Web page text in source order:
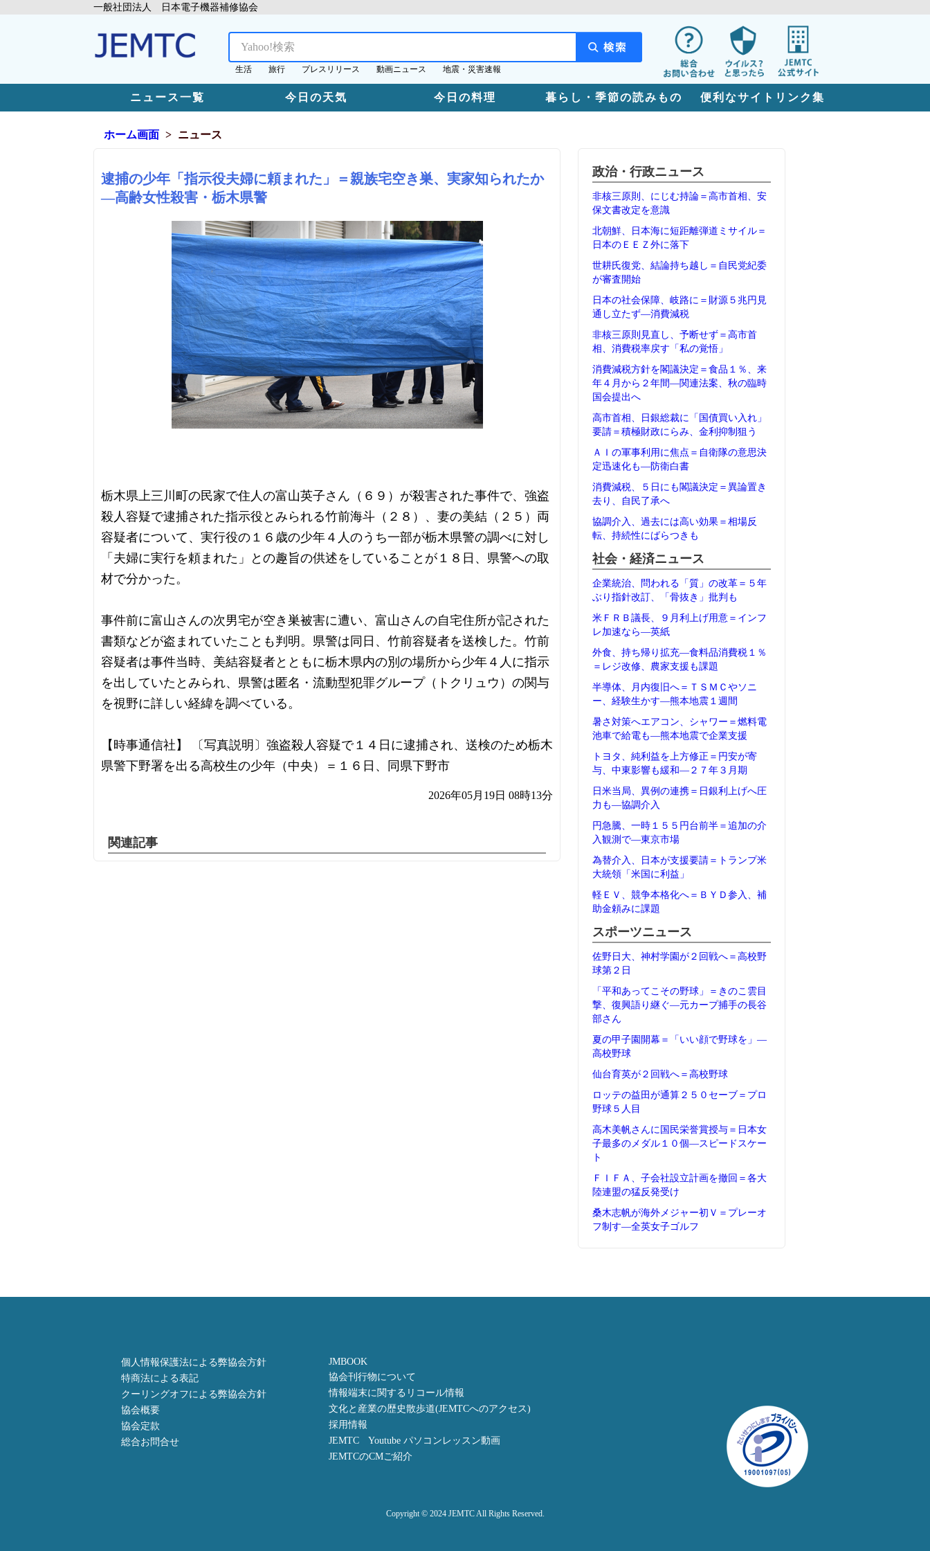
一般社団法人 日本電子機器補修協会
生活 旅行 プレスリリース 動画ニュース 地震・災害速報
ニュース一覧 今日の天気 今日の料理 暮らし・季節の読みもの 便利なサイトリンク集
ホーム画面 ニュース
逮捕の少年「指示役夫婦に頼まれた」＝親族宅空き巣、実家知られたか
―高齢女性殺害・栃木県警
栃木県上三川町の民家で住人の富山英子さん（６９）が殺害された事件で、強盗
殺人容疑で逮捕された指示役とみられる竹前海斗（２８）、妻の美結（２５）両
容疑者について、実行役の１６歳の少年４人のうち一部が栃木県警の調べに対し
「夫婦に実行を頼まれた」との趣旨の供述をしていることが１８日、県警への取
材で分かった。
事件前に富山さんの次男宅が空き巣被害に遭い、富山さんの自宅住所が記された
書類などが盗まれていたことも判明。県警は同日、竹前容疑者を送検した。竹前
容疑者は事件当時、美結容疑者とともに栃木県内の別の場所から少年４人に指示
を出していたとみられ、県警は匿名・流動型犯罪グループ（トクリュウ）の関与
を視野に詳しい経緯を調べている。
【時事通信社】 〔写真説明〕強盗殺人容疑で１４日に逮捕され、送検のため栃木
県警下野署を出る高校生の少年（中央）＝１６日、同県下野市
2026年05月19日 08時13分
関連記事
政治・行政ニュース
非核三原則、にじむ持論＝高市首相、安
保文書改定を意識
北朝鮮、日本海に短距離弾道ミサイル＝
日本のＥＥＺ外に落下
世耕氏復党、結論持ち越し＝自民党紀委
が審査開始
日本の社会保障、岐路に＝財源５兆円見
通し立たず―消費減税
非核三原則見直し、予断せず＝高市首
相、消費税率戻す「私の覚悟」
消費減税方針を閣議決定＝食品１％、来
年４月から２年間―関連法案、秋の臨時
国会提出へ
高市首相、日銀総裁に「国債買い入れ」
要請＝積極財政にらみ、金利抑制狙う
ＡＩの軍事利用に焦点＝自衛隊の意思決
定迅速化も―防衛白書
消費減税、５日にも閣議決定＝異論置き
去り、自民了承へ
協調介入、過去には高い効果＝相場反
転、持続性にばらつきも
社会・経済ニュース
企業統治、問われる「質」の改革＝５年
ぶり指針改訂、「骨抜き」批判も
米ＦＲＢ議長、９月利上げ用意＝インフ
レ加速なら―英紙
外食、持ち帰り拡充―食料品消費税１％
＝レジ改修、農家支援も課題
半導体、月内復旧へ＝ＴＳＭＣやソニ
ー、経験生かす―熊本地震１週間
暑さ対策へエアコン、シャワー＝燃料電
池車で給電も―熊本地震で企業支援
トヨタ、純利益を上方修正＝円安が寄
与、中東影響も緩和―２７年３月期
日米当局、異例の連携＝日銀利上げへ圧
力も―協調介入
円急騰、一時１５５円台前半＝追加の介
入観測で―東京市場
為替介入、日本が支援要請＝トランプ米
大統領「米国に利益」
軽ＥＶ、競争本格化へ＝ＢＹＤ参入、補
助金頼みに課題
スポーツニュース
佐野日大、神村学園が２回戦へ＝高校野
球第２日
「平和あってこその野球」＝きのこ雲目
撃、復興語り継ぐ―元カープ捕手の長谷
部さん
夏の甲子園開幕＝「いい顔で野球を」―
高校野球
仙台育英が２回戦へ＝高校野球
ロッテの益田が通算２５０セーブ＝プロ
野球５人目
高木美帆さんに国民栄誉賞授与＝日本女
子最多のメダル１０個―スピードスケー
ト
ＦＩＦＡ、子会社設立計画を撤回＝各大
陸連盟の猛反発受け
桑木志帆が海外メジャー初Ｖ＝プレーオ
フ制す―全英女子ゴルフ
個人情報保護法による弊協会方針
特商法による表記
クーリングオフによる弊協会方針
協会概要
協会定款
総合お問合せ
JMBOOK
協会刊行物について
情報端末に関するリコール情報
文化と産業の歴史散歩道(JEMTCへのアクセス)
採用情報
JEMTC Youtube パソコンレッスン動画
JEMTCのCMご紹介
Copyright © 2024 JEMTC All Rights Reserved.